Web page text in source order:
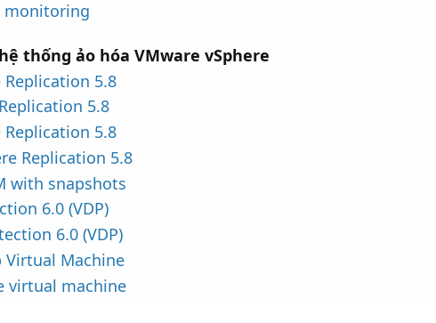
monitoring
thống ảo hóa VMware vSphere
5.8
5.8
Replication 5.8
Replication 5.8
with snapshots
6.0 (VDP)
6.0 (VDP)
Virtual Machine
virtual machine